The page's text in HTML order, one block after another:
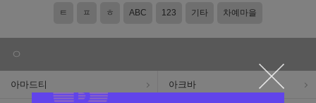
ㅌ ㅍ ㅎ ABC 123 기타 차예마을
ㅇ
아마드티 아크바